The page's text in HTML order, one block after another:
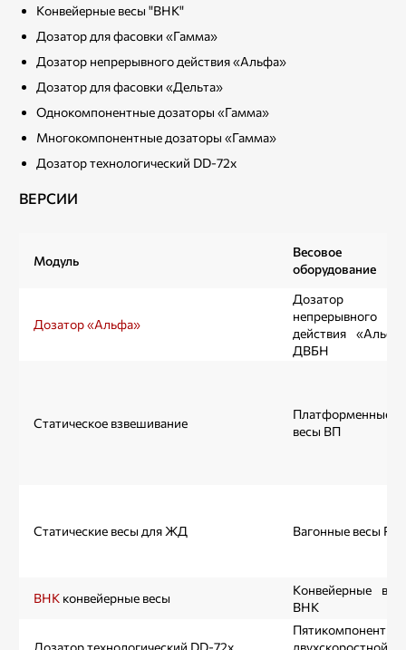
Конвейерные весы "ВНК"
Дозатор для фасовки «Гамма»
Дозатор непрерывного действия «Альфа»
Дозатор для фасовки «Дельта»
Однокомпонентные дозаторы «Гамма»
Многокомпонентные дозаторы «Гамма»
Дозатор технологический DD-72х
ВЕРСИИ
Модуль
Весовое
оборудование
Дозатор «Альфа»
Дозатор
непрерывного
действия
ДВБН
Статическое взвешивание
Платформенные
весы ВП
Статические весы для ЖД Вагонные весы РД
ВНК конвейерные весы
Конвейерные
ВНК
Дозатор технологический DD-72х
двухскоростной